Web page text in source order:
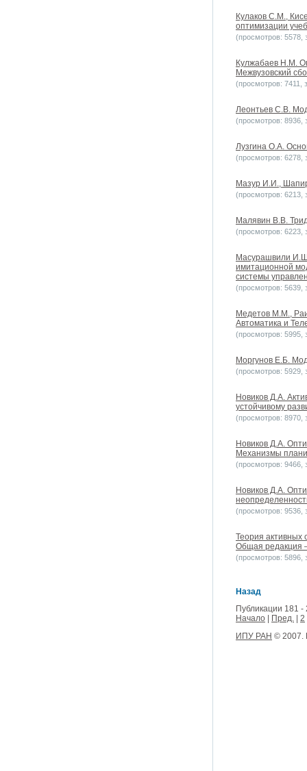
Кулаков С.М.,
оптимизации
(просмотров: 5578,
Кулжабаев Н.М.
Межвузовский
(просмотров: 7411,
Леонтьев С.В.
(просмотров: 8936,
Лузгина О.А.
(просмотров: 6278,
Мазур И.И.,
(просмотров: 6213,
Малявин В.В.
(просмотров: 6223,
Масурашвили
имитационной
системы
(просмотров: 5639,
Медетов М.М.,
Автоматика и
(просмотров: 5995,
Моргунов Е.Б.
(просмотров: 5929,
Новиков Д.А.
устойчивому
(просмотров: 8970,
Новиков Д.А.
Механизмы
(просмотров: 9466,
Новиков Д.А.
(просмотров: 9536,
Теория активных
Общая редакция
(просмотров: 5896,
Назад
Публикации 181 -
Начало
Пред.
2
ИПУ РАН © 2007.